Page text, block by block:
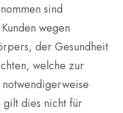
sind
wegen
der Gesundheit
welche zur
gilt dies nicht für